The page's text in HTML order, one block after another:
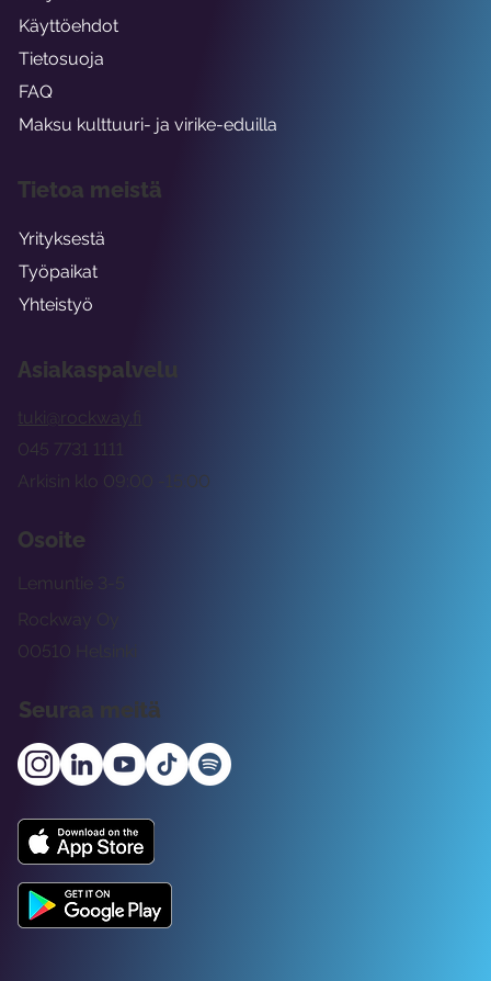
Asiakaspalvelu
tuki@rockway.fi
Arkisin klo 09:00 -15:00
045 7731 1111
Osoite
Rockway Oy
Lemuntie 3-5
00510 Helsinki
Seuraa meitä
Käyttöehdot
Tietosuoja
FAQ
Maksu kulttuuri- ja virike-eduilla
Tietoa meistä
Yrityksestä
Työpaikat
Yhteistyö